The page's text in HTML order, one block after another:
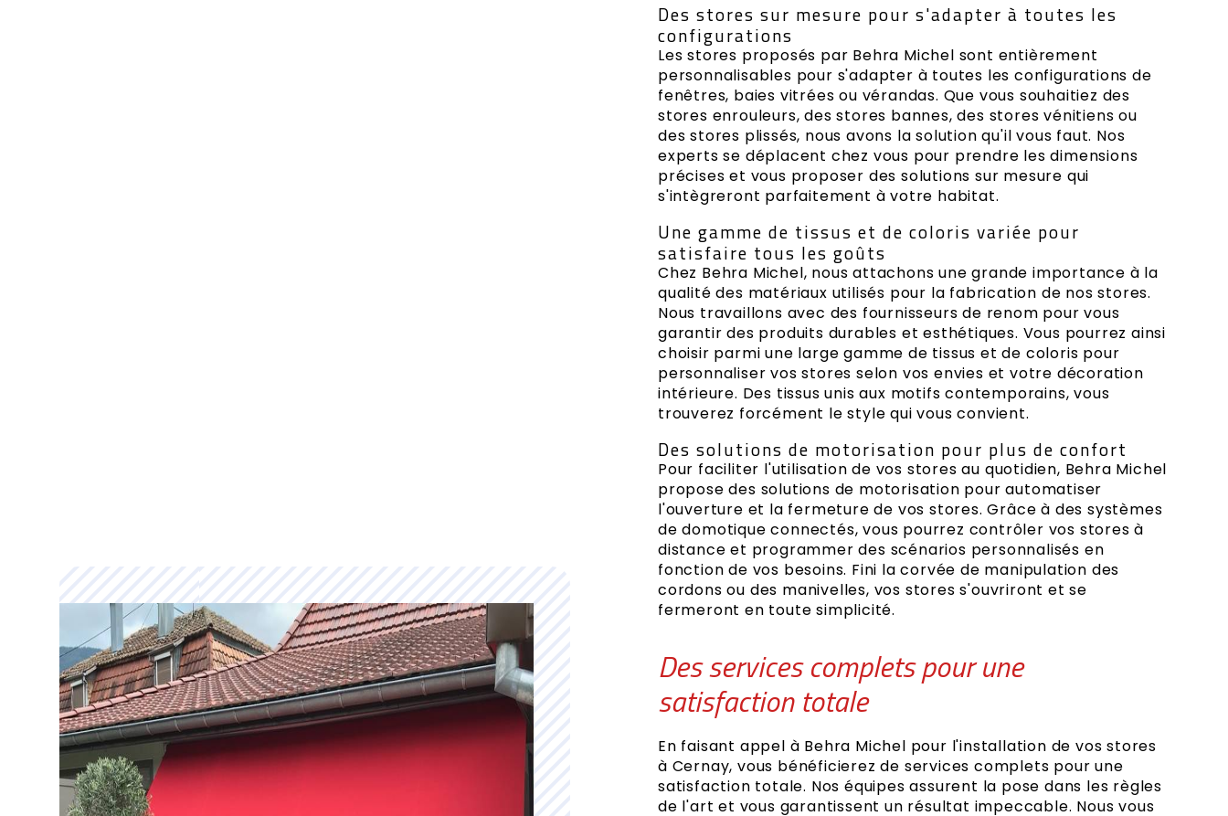
Des stores sur mesure pour s'adapter à toutes les
configurations
Les stores proposés par Behra Michel sont entièrement
personnalisables pour s'adapter à toutes les configurations de
fenêtres, baies vitrées ou vérandas. Que vous souhaitiez des
stores enrouleurs, des stores bannes, des stores vénitiens ou
des stores plissés, nous avons la solution qu'il vous faut. Nos
experts se déplacent chez vous pour prendre les dimensions
précises et vous proposer des solutions sur mesure qui
s'intègreront parfaitement à votre habitat.
Une gamme de tissus et de coloris variée pour
satisfaire tous les goûts
Chez Behra Michel, nous attachons une grande importance à la
qualité des matériaux utilisés pour la fabrication de nos stores.
Nous travaillons avec des fournisseurs de renom pour vous
garantir des produits durables et esthétiques. Vous pourrez ainsi
choisir parmi une large gamme de tissus et de coloris pour
personnaliser vos stores selon vos envies et votre décoration
intérieure. Des tissus unis aux motifs contemporains, vous
trouverez forcément le style qui vous convient.
Des solutions de motorisation pour plus de confort
Pour faciliter l'utilisation de vos stores au quotidien, Behra Michel
propose des solutions de motorisation pour automatiser
l'ouverture et la fermeture de vos stores. Grâce à des systèmes
de domotique connectés, vous pourrez contrôler vos stores à
distance et programmer des scénarios personnalisés en
fonction de vos besoins. Fini la corvée de manipulation des
cordons ou des manivelles, vos stores s'ouvriront et se
fermeront en toute simplicité.
Des services complets pour une
satisfaction totale
En faisant appel à Behra Michel pour l'installation de vos stores
à Cernay, vous bénéficierez de services complets pour une
satisfaction totale. Nos équipes assurent la pose dans les règles
de l'art et vous garantissent un résultat impeccable. Nous vous